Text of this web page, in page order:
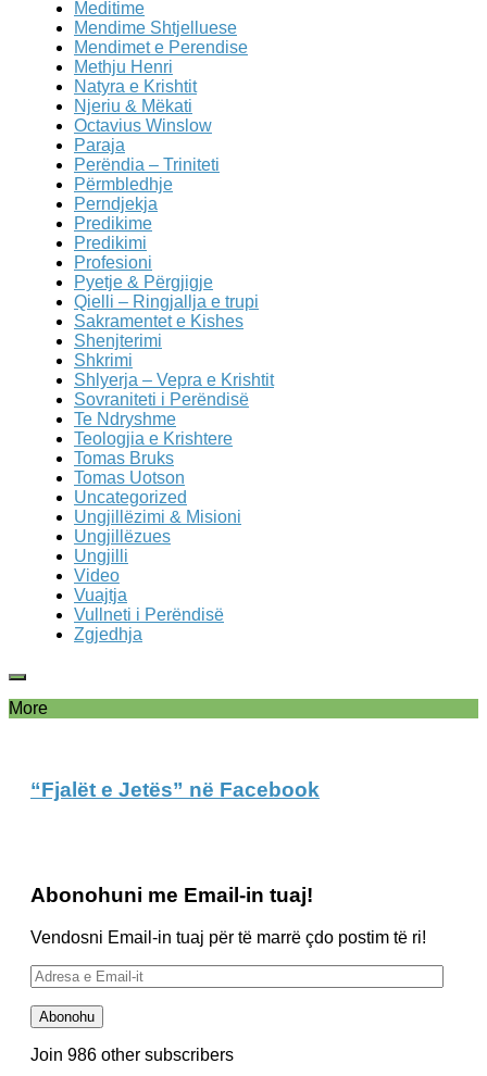
Meditime
Mendime Shtjelluese
Mendimet e Perendise
Methju Henri
Natyra e Krishtit
Njeriu & Mëkati
Octavius Winslow
Paraja
Perëndia – Triniteti
Përmbledhje
Perndjekja
Predikime
Predikimi
Profesioni
Pyetje & Përgjigje
Qielli – Ringjallja e trupi
Sakramentet e Kishes
Shenjterimi
Shkrimi
Shlyerja – Vepra e Krishtit
Sovraniteti i Perëndisë
Te Ndryshme
Teologjia e Krishtere
Tomas Bruks
Tomas Uotson
Uncategorized
Ungjillëzimi & Misioni
Ungjillëzues
Ungjilli
Video
Vuajtja
Vullneti i Perëndisë
Zgjedhja
More
“Fjalët e Jetës” në Facebook
Abonohuni me Email-in tuaj!
Vendosni Email-in tuaj për të marrë çdo postim të ri!
Adresa
e
Email-
it
Abonohu
Join 986 other subscribers